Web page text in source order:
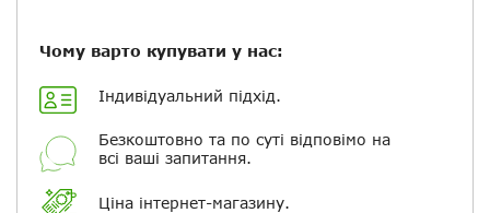
Чому варто купувати у нас:
Індивідуальний підхід.
Безкоштовно та по суті відповімо на
всі ваші запитання.
Ціна інтернет-магазину.
Ваше ім'я